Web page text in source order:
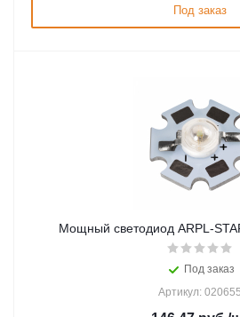
Под заказ
Мощный светодиод ARPL-
Под заказ
Артикул: 020655